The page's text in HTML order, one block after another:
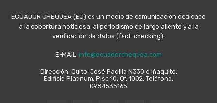
ECUADOR CHEQUEA (EC) es un medio de comunicación dedicado
a la cobertura noticiosa, al periodismo de largo aliento y a la
verificación de datos (fact-checking).
E-MAIL: info@ecuadorchequea.com
Dirección: Quito: José Padilla N330 e Iñaquito,
Edificio Platinum, Piso 10, Of. 1002. Teléfono:
0984535165